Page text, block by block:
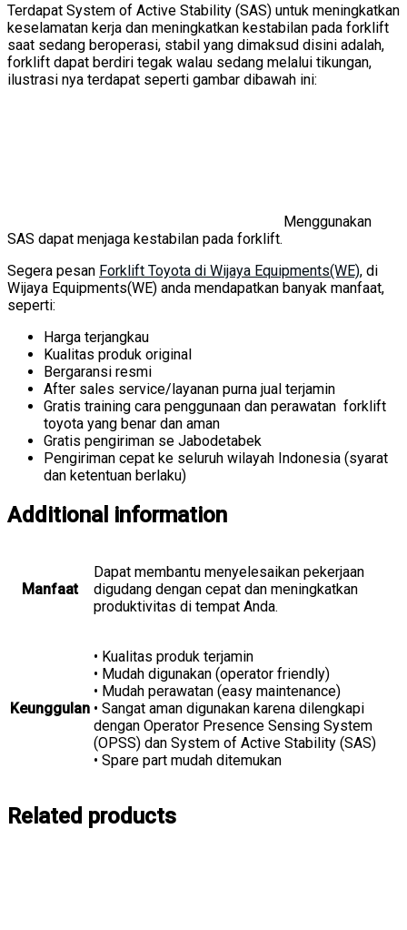
Terdapat System of Active Stability (SAS) untuk meningkatkan
keselamatan kerja dan meningkatkan kestabilan pada forklift
saat sedang beroperasi, stabil yang dimaksud disini adalah,
forklift dapat berdiri tegak walau sedang melalui tikungan,
ilustrasi nya terdapat seperti gambar dibawah ini:
Menggunakan
SAS dapat menjaga kestabilan pada forklift.
Segera pesan Forklift Toyota di Wijaya Equipments(WE), di
Wijaya Equipments(WE) anda mendapatkan banyak manfaat,
seperti:
Harga terjangkau
Kualitas produk original
Bergaransi resmi
After sales service/layanan purna jual terjamin
Gratis training cara penggunaan dan perawatan forklift
toyota yang benar dan aman
Gratis pengiriman se Jabodetabek
Pengiriman cepat ke seluruh wilayah Indonesia (syarat
dan ketentuan berlaku)
Additional information
Manfaat
Dapat membantu menyelesaikan pekerjaan
digudang dengan cepat dan meningkatkan
produktivitas di tempat Anda.
Keunggulan
• Kualitas produk terjamin
• Mudah digunakan (operator friendly)
• Mudah perawatan (easy maintenance)
• Sangat aman digunakan karena dilengkapi
dengan Operator Presence Sensing System
(OPSS) dan System of Active Stability (SAS)
• Spare part mudah ditemukan
Related products